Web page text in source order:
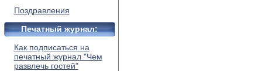
Поздравления
Печатный журнал:
Как подписаться на
печатный журнал "Чем
развлечь гостей"